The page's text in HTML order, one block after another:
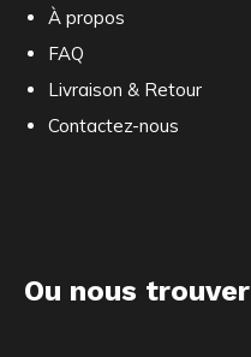
À propos
FAQ
Livraison & Retour
Contactez-nous
Ou nous trouver